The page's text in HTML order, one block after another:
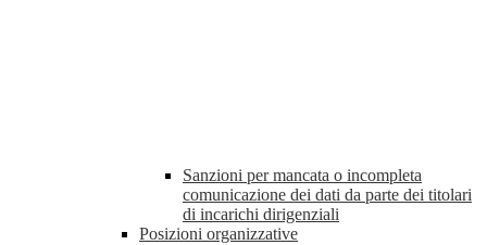
Sanzioni per mancata o incompleta
comunicazione dei dati da parte dei titolari
di incarichi dirigenziali
Posizioni organizzative